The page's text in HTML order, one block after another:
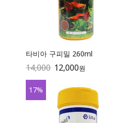
타비아 구피밀 260ml
14,000 12,000원
17%